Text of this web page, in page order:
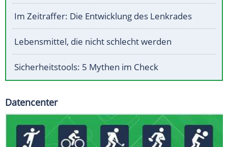
Im Zeitraffer: Die Entwicklung des Lenkrades
Lebensmittel, die nicht schlecht werden
Sicherheitstools: 5 Mythen im Check
Datencenter